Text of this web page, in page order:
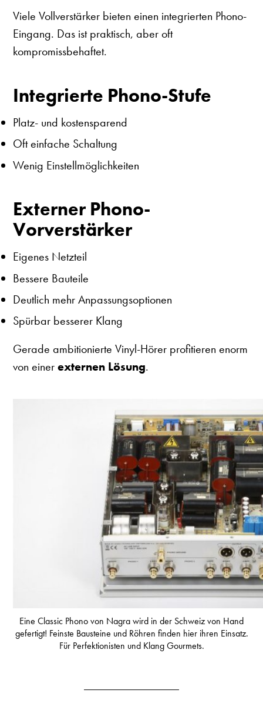
Viele Vollverstärker bieten einen integrierten Phono-
Eingang. Das ist praktisch, aber oft
kompromissbehaftet.
Integrierte Phono-Stufe
Platz- und kostensparend
Oft einfache Schaltung
Wenig Einstellmöglichkeiten
Externer Phono-
Vorverstärker
Eigenes Netzteil
Bessere Bauteile
Deutlich mehr Anpassungsoptionen
Spürbar besserer Klang
Gerade ambitionierte Vinyl-Hörer profitieren enorm
von einerexternen Lösung.
Eine Classic Phono von Nagra wird in der Schweiz von Hand
gefertigt! Feinste Bausteine und Röhren finden hier ihren Einsatz.
Für Perfektionisten und Klang Gourmets.